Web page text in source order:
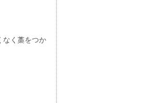
なく藁をつか